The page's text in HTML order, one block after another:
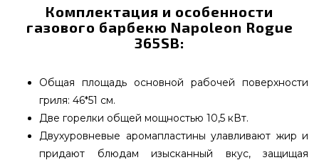
Комплектация и особенности
газового барбекю Napoleon Rogue
365SB:
Общая площадь основной рабочей поверхности
гриля: 46*51 см.
Две горелки общей мощностью 10,5 кВт.
Двухуровневые аромапластины улавливают жир и
придают блюдам изысканный вкус, защищая